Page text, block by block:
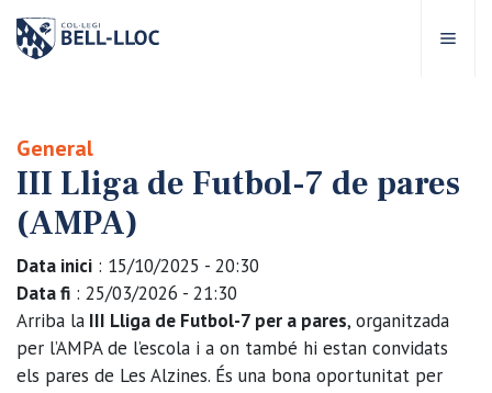
Bell-lloc
Educatiu
educatives
Escolars
General
III Lliga de Futbol-7 de pares
(AMPA)
Data inici : 15/10/2025 - 20:30
Data fi : 25/03/2026 - 21:30
Arriba la III Lliga de Futbol-7 per a pares, organitzada
per l’AMPA de l’escola i a on també hi estan convidats
els pares de Les Alzines. És una bona oportunitat per